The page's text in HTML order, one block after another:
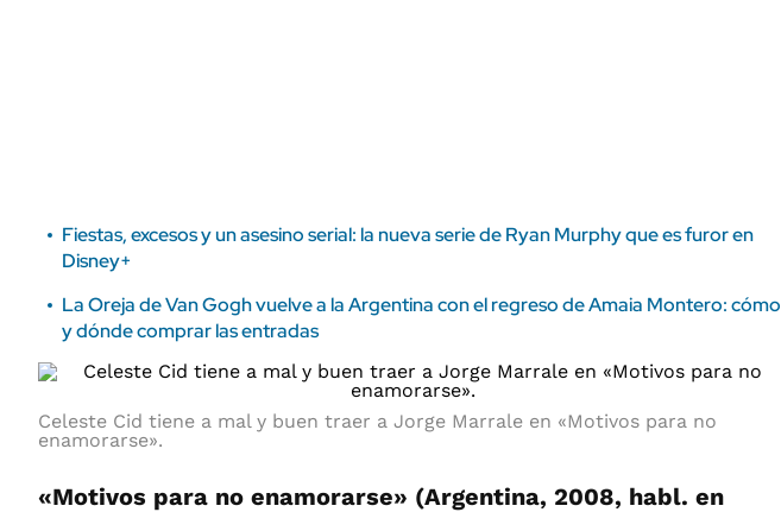
Fiestas, excesos y un asesino serial: la nueva serie de Ryan Murphy que es furor en
Disney+
La Oreja de Van Gogh vuelve a la Argentina con el regreso de Amaia Montero: cómo
y dónde comprar las entradas
Celeste Cid tiene a mal y buen traer a Jorge Marrale en «Motivos para no
enamorarse».
«Motivos para no enamorarse» (Argentina, 2008, habl. en